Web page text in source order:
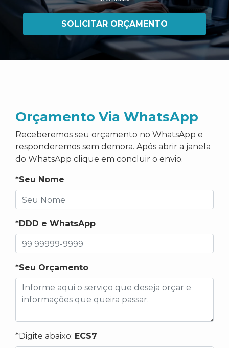
SOLICITAR ORÇAMENTO
Orçamento Via WhatsApp
Receberemos seu orçamento no WhatsApp e
responderemos sem demora. Após abrir a janela
do WhatsApp clique em concluir o envio.
*Seu Nome
*DDD e WhatsApp
*Seu Orçamento
*Digite abaixo: ECS7